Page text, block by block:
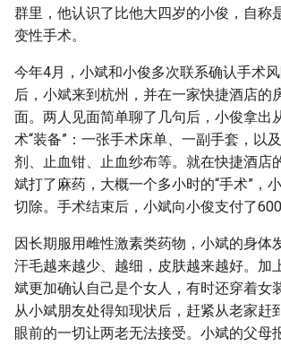
群里，他认识了比他大四岁的小俊，自称
变性手术。
今年4月，小斌和小俊多次联系确认手术
后，小斌来到杭州，并在一家快捷酒店的
面。两人见面简单聊了几句后，小俊拿出
术“装备”：一张手术床单、一副手套，以
剂、止血钳、止血纱布等。就在快捷酒店
斌打了麻药，大概一个多小时的“手术”，
切除。手术结束后，小斌向小俊支付了
因长期服用雌性激素类药物，小斌的身体
汗毛越来越少、越细，皮肤越来越好。加
斌更加确认自己是个女人，有时还穿着女
从小斌朋友处得知现状后，赶紧从老家赶
眼前的一切让两老无法接受。小斌的父母